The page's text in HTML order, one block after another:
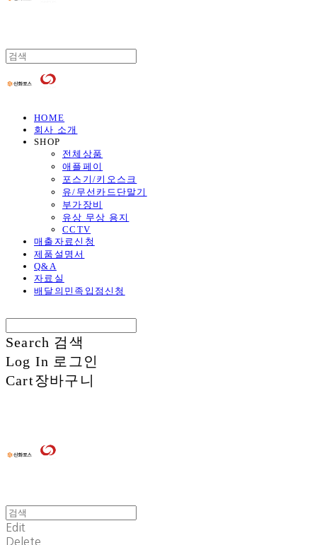
HOME
회사 소개
SHOP
전체상품
애플페이
포스기/키오스크
유/무선카드단말기
부가장비
유상 무상 용지
CCTV
매출자료신청
제품설명서
Q&A
자료실
배달의민족입점신청
Search 검색
Log In 로그인
Cart장바구니
Edit
Delete